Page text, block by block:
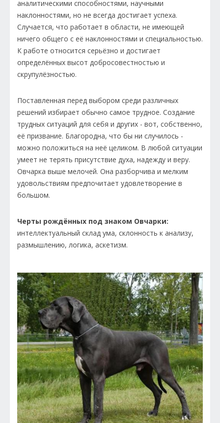
аналитическими способностями, научными
наклонностями, но не всегда достигает успеха.
Случается, что работает в области, не имеющей
ничего общего с её наклонностями и специальностью.
К работе относится серьёзно и достигает
определённых высот добросовестностью и
скрупулёзностью.
Поставленная перед выбором среди различных
решений избирает обычно самое трудное. Создание
трудных ситуаций для себя и других - вот, собственно,
её призвание. Благородна, что бы ни случилось -
можно положиться на неё целиком. В любой ситуации
умеет не терять присутствие духа, надежду и веру.
Овчарка выше мелочей. Она разборчива и мелким
удовольствиям предпочитает удовлетворение в
большом.
Черты рождённых под знаком Овчарки:
интеллектуальный склад ума, склонность к анализу,
размышлению, логика, аскетизм.